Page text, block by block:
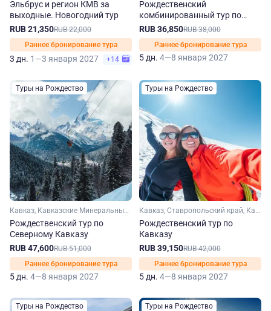
Эльбрус и регион КМВ за
выходные. Новогодний тур
RUB 21,350RUB 22,000
Раннее бронирование тура
3 дн. 1—3 января 2027 +14
Рождественский
комбинированный тур по
Кавказу
RUB 36,850RUB 38,000
Раннее бронирование тура
5 дн. 4—8 января 2027
Туры на Рождество
Кавказ, Кавказские Минеральные Воды, Домбай, Чечня, Эльбрус, Карачаево-Черкесия, Кабардино-Балкария, Ставропольский край, Ингушетия
Рождественский тур по
Северному Кавказу
RUB 47,600RUB 51,000
Раннее бронирование тура
5 дн. 4—8 января 2027
Туры на Рождество
Кавказ, Ставропольский край, Кавказские Минеральные Воды, Домбай, Кабардино-Балкария, Карачаево-Черкесия, Эльбрус
Рождественский тур по
Кавказу
RUB 39,150RUB 42,000
Раннее бронирование тура
5 дн. 4—8 января 2027
Туры на Рождество Туры на Рождество